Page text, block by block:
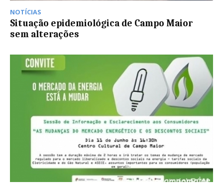
NOTÍCIAS
Situação epidemiológica de Campo Maior
sem alterações